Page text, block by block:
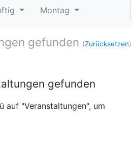
Montag
gefunden (Zurücksetzen)
gefunden
auf "Veranstaltungen", um